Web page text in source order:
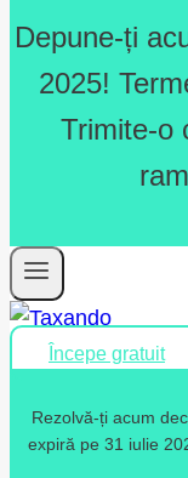
Depune-ți
2025!
Trimite-o
Începe gratuit
Rezolvă-ți acum
expiră pe 31 iulie